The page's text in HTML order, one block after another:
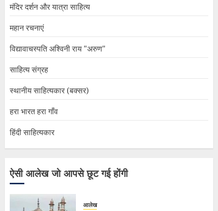
मंदिर दर्शन और यात्रा साहित्य
महान रचनाएं
विद्यावाचस्पति अश्विनी राय "अरुण"
साहित्य संग्रह
स्थानीय साहित्यकार (बक्सर)
हरा भारत हरा गाँव
हिंदी साहित्यकार
ऐसी आलेख जो आपसे छूट गई होंगी
आलेख